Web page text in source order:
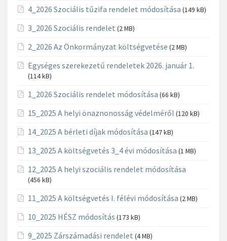
4_2026 Szociális tűzifa rendelet módosítása (149 kB)
3_2026 Szociális rendelet (2 MB)
2_2026 Az Önkormányzat költségvetése (2 MB)
Egységes szerekezetű rendeletek 2026. január 1.
(114 kB)
1_2026 Szociális rendelet módosítása (66 kB)
15_2025 A helyi önaznonosság védelméről (120 kB)
14_2025 A bérleti díjak módosítása (147 kB)
13_2025 A költségvetés 3_4 évi módosítása (1 MB)
12_2025 A helyi szociális rendelet módosítása
(456 kB)
11_2025 A költségvetés I. félévi módosítása (2 MB)
10_2025 HÉSZ módosítás (173 kB)
9_2025 Zárszámadási rendelet (4 MB)